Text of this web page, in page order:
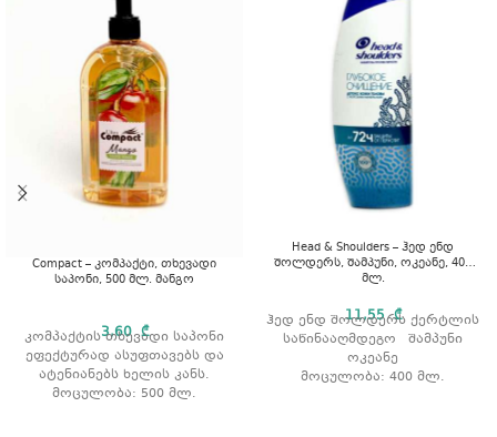
Compact – კომპაქტი, თხევადი
საპონი, 500 მლ. მანგო
3,60₾
კომპაქტის თხევადი საპონი
ეფექტურად ასუფთავებს და
ატენიანებს ხელის კანს.
მოცულობა: 500 მლ.
Head & Shoulders – ჰედ ენდ
შოლდერს, შამპუნი, ოკეანე, 400
მლ.
11,55₾
ჰედ ენდ შოლდერს ქერტლის
საწინააღმდეგო შამპუნი
ოკეანე
მოცულობა: 400 მლ.